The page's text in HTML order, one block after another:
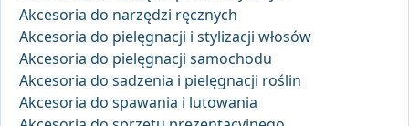
Akcesoria do narzędzi ręcznych
Akcesoria do pielęgnacji i stylizacji włosów
Akcesoria do pielęgnacji samochodu
Akcesoria do sadzenia i pielęgnacji roślin
Akcesoria do spawania i lutowania